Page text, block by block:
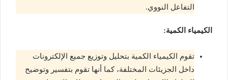
التفاعل النووي.
الكيمياء الكمية:
تقوم الكيمياء الكمية بتحليل وتوزيع جميع الإلكترونات
داخل الجزيئات المختلفة، كما أنها تقوم بتفسير وتوضيح